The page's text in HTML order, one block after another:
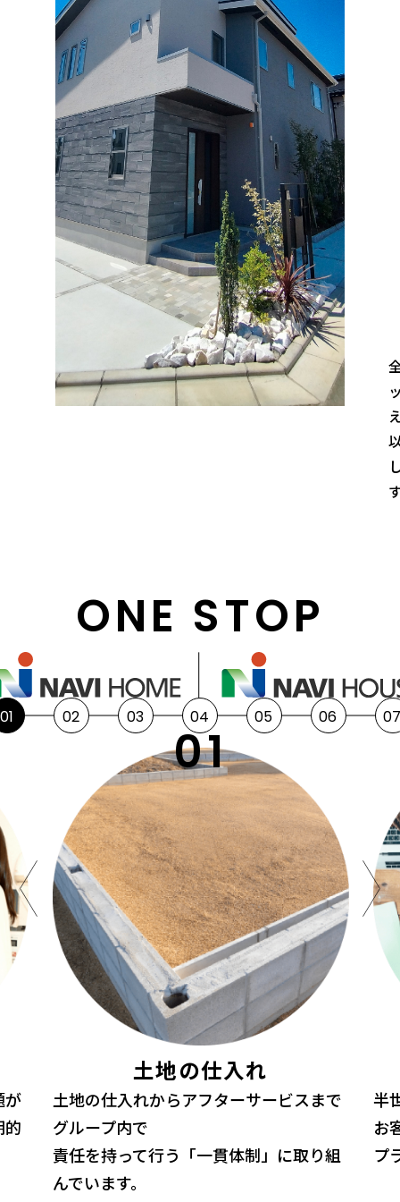
ONE STOP
01 02 03 04 05 06 07
が
的
01
土地の仕入れ
土地の仕入れからアフターサービスまで
グループ内で
責任を持って行う「一貫体制」に取り組
んでいます。
半
お
プ